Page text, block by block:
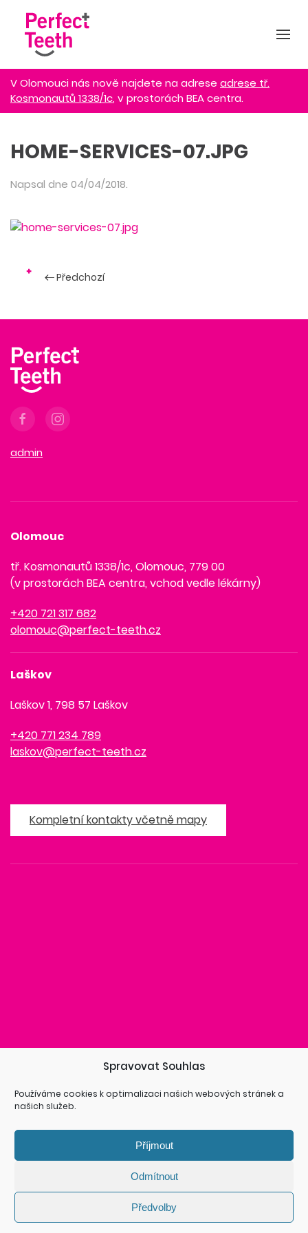
Spravovat Souhlas
Používáme cookies k optimalizaci našich webových stránek a
našich služeb.
Příjmout
Odmítnout
Předvolby
V Olomouci nás nově najdete na adrese adrese tř.
Kosmonautů 1338/1c, v prostorách BEA centra.
HOME-SERVICES-07.JPG
Napsal dne 04/04/2018.
Předchozí
admin
Olomouc
tř. Kosmonautů 1338/1c, Olomouc, 779 00
(v prostorách BEA centra, vchod vedle lékárny)
+420 721 317 682
olomouc@perfect-teeth.cz
Laškov
Laškov 1, 798 57 Laškov
+420 771 234 789
laskov@perfect-teeth.cz
Kompletní kontakty včetně mapy